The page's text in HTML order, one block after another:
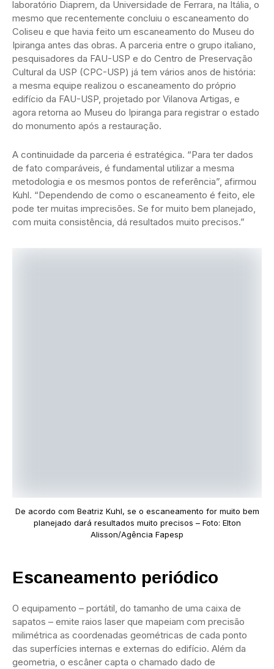
laboratório Diaprem, da Universidade de Ferrara, na Itália, o
mesmo que recentemente concluiu o escaneamento do
Coliseu e que havia feito um escaneamento do Museu do
Ipiranga antes das obras. A parceria entre o grupo italiano,
pesquisadores da FAU-USP e do Centro de Preservação
Cultural da USP (CPC-USP) já tem vários anos de história:
a mesma equipe realizou o escaneamento do próprio
edifício da FAU-USP, projetado por Vilanova Artigas, e
agora retorna ao Museu do Ipiranga para registrar o estado
do monumento após a restauração.
A continuidade da parceria é estratégica. “Para ter dados
de fato comparáveis, é fundamental utilizar a mesma
metodologia e os mesmos pontos de referência”, afirmou
Kuhl. “Dependendo de como o escaneamento é feito, ele
pode ter muitas imprecisões. Se for muito bem planejado,
com muita consistência, dá resultados muito precisos.”
De acordo com Beatriz Kuhl, se o escaneamento for muito bem
planejado dará resultados muito precisos – Foto: Elton
Alisson/Agência Fapesp
Escaneamento periódico
O equipamento – portátil, do tamanho de uma caixa de
sapatos – emite raios laser que mapeiam com precisão
milimétrica as coordenadas geométricas de cada ponto
das superfícies internas e externas do edifício. Além da
geometria, o escâner capta o chamado dado de